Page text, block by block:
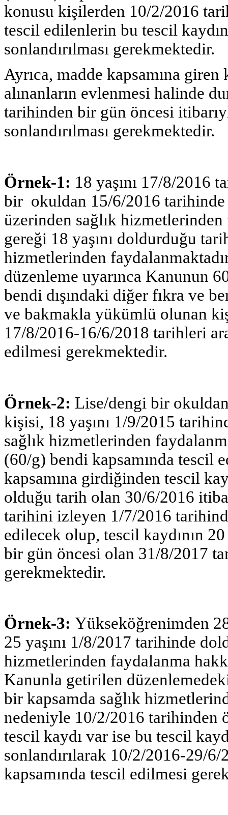
konusu kişilerden 10/2/2016
tescil edilenlerin bu tescil
sonlandırılması gerekmektedir.
Ayrıca, madde kapsamına
alınanların evlenmesi halinde
tarihinden bir gün öncesi
sonlandırılması gerekmektedir.
Örnek-1: 18 yaşını 17/8/2016
bir okuldan 15/6/2016 tarihinde
üzerinden sağlık
gereği 18 yaşını doldurduğu
hizmetlerinden
düzenleme uyarınca Kanunun
bendi dışındaki diğer fıkra ve
ve bakmakla yükümlü olunan
17/8/2016-16/6/2018 tarihleri
edilmesi gerekmektedir.
Örnek-2: Lise/dengi bir
kişisi, 18 yaşını 1/9/2015
sağlık hizmetlerinden
(60/g) bendi kapsamında tescil
kapsamına girdiğinden tescil
olduğu tarih olan 30/6/2016
tarihini izleyen 1/7/2016
edilecek olup, tescil kaydının
bir gün öncesi olan 31/8/2017
gerekmektedir.
Örnek-3: Yükseköğrenimden
25 yaşını 1/8/2017 tarihinde
hizmetlerinden faydalanma
Kanunla getirilen
bir kapsamda sağlık
nedeniyle 10/2/2016 tarihinden
tescil kaydı var ise bu tescil
sonlandırılarak 10/2/2016-29/
kapsamında tescil edilmesi